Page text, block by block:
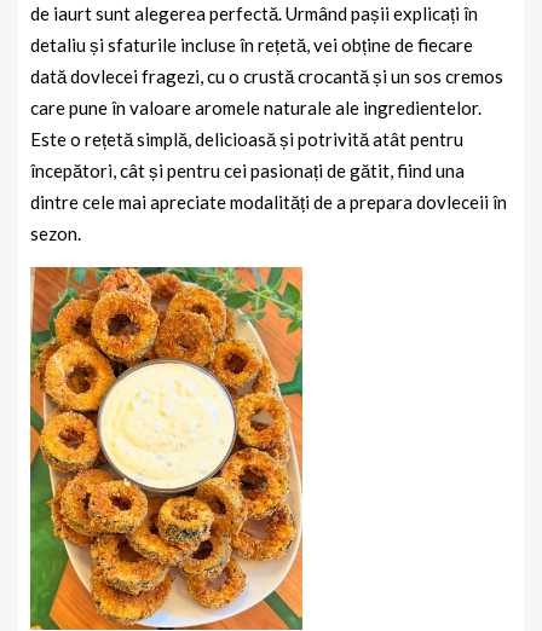
de iaurt sunt alegerea perfectă. Urmând pașii explicați în
detaliu și sfaturile incluse în rețetă, vei obține de fiecare
dată dovlecei fragezi, cu o crustă crocantă și un sos cremos
care pune în valoare aromele naturale ale ingredientelor.
Este o rețetă simplă, delicioasă și potrivită atât pentru
începători, cât și pentru cei pasionați de gătit, fiind una
dintre cele mai apreciate modalități de a prepara dovleceii în
sezon.